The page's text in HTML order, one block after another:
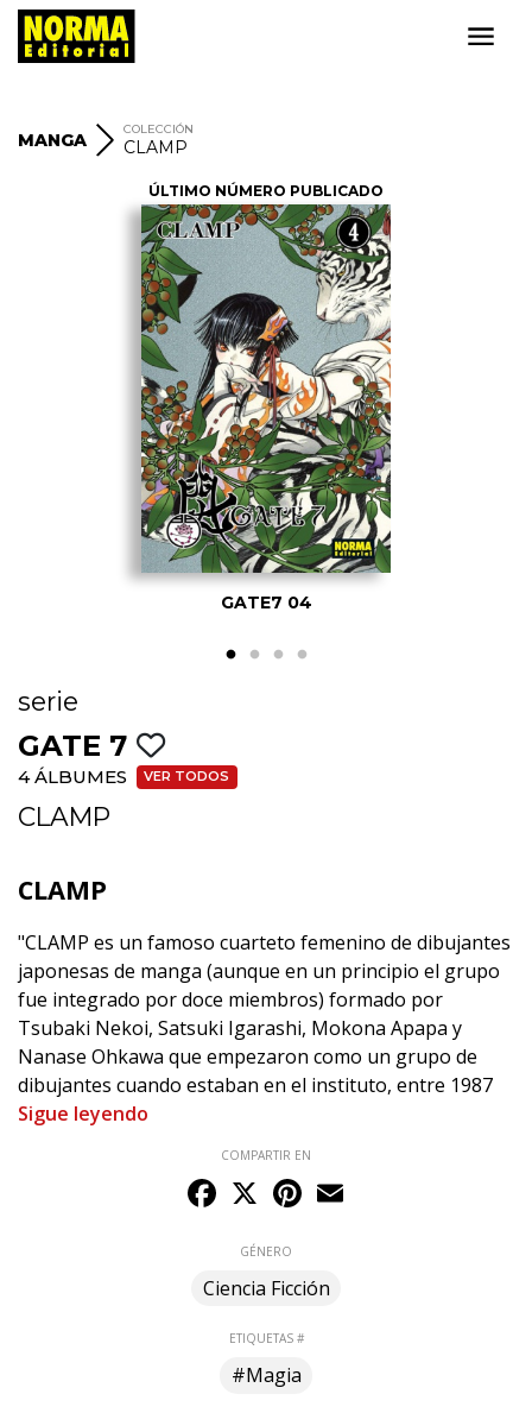
MANGA
COLECCIÓN
CLAMP
ÚLTIMO NÚMERO PUBLICADO
GATE7 04
COMPARTIR EN
Facebook
X Pinterest
GÉNERO
Ciencia Ficción
ETIQUETAS #
#Magia
serie
GATE 7
4 ÁLBUMES VER TODOS
CLAMP
CLAMP
"CLAMP es un famoso cuarteto femenino de dibujantes
japonesas de manga (aunque en un principio el grupo
fue integrado por doce miembros) formado por
Tsubaki Nekoi, Satsuki Igarashi, Mokona Apapa y
Nanase Ohkawa que empezaron como un grupo de
dibujantes cuando estaban en el instituto, entre 1987
Sigue leyendo